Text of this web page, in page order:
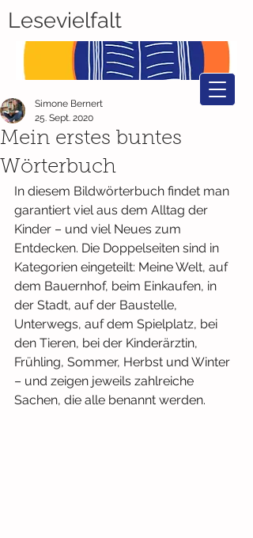
Lesevielfalt
Mein erstes buntes
Wörterbuch
Simone Bernert
25. Sept. 2020
In diesem Bildwörterbuch findet man
garantiert viel aus dem Alltag der
Kinder – und viel Neues zum
Entdecken. Die Doppelseiten sind in
Kategorien eingeteilt: Meine Welt, auf
dem Bauernhof, beim Einkaufen, in
der Stadt, auf der Baustelle,
Unterwegs, auf dem Spielplatz, bei
den Tieren, bei der Kinderärztin,
Frühling, Sommer, Herbst und Winter
– und zeigen jeweils zahlreiche
Sachen, die alle benannt werden.